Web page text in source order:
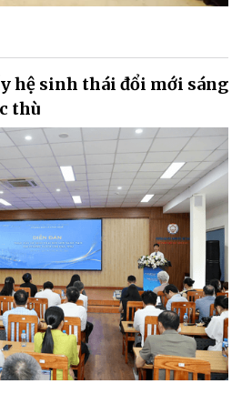
hệ sinh thái đổi mới sáng
thù